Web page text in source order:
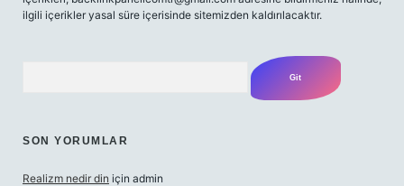
ilgili içerikler yasal süre içerisinde sitemizden kaldırılacaktır.
SON YORUMLAR
Realizm nedir din için admin